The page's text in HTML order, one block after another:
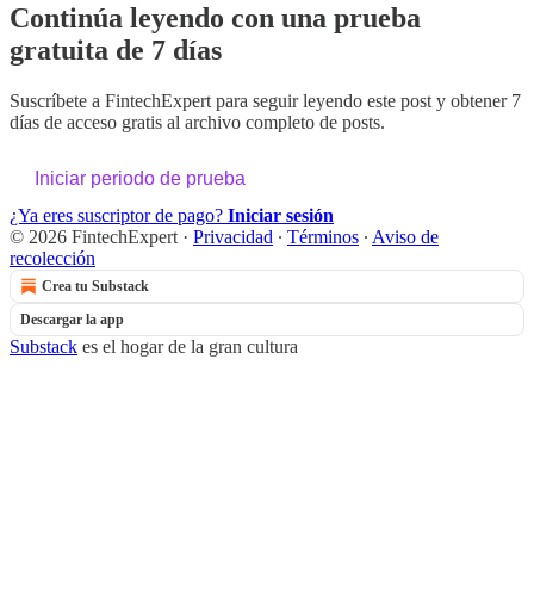
Continúa leyendo con una prueba
gratuita de 7 días
Suscríbete a FintechExpert para seguir leyendo este post y obtener 7
días de acceso gratis al archivo completo de posts.
Iniciar periodo de prueba
¿Ya eres suscriptor de pago? Iniciar sesión
© 2026 FintechExpert · Privacidad ∙ Términos ∙ Aviso de
recolección
Crea tu Substack
Descargar la app
Substack es el hogar de la gran cultura